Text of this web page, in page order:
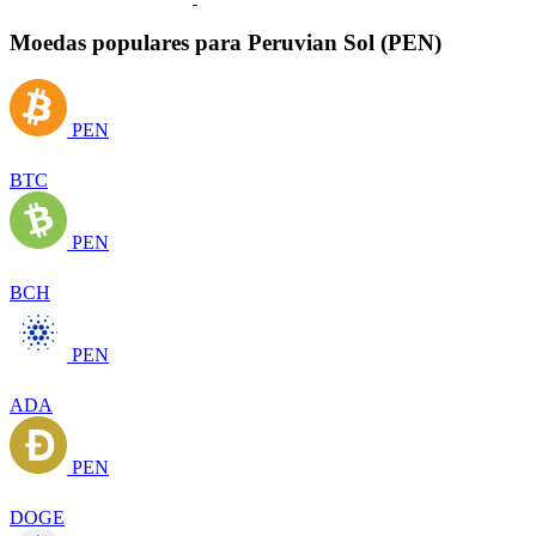
Moedas populares para Peruvian Sol (PEN)
PEN
BTC
PEN
BCH
PEN
ADA
PEN
DOGE